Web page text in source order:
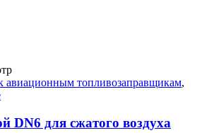
авиационным топливозаправщикам,
DN6 для сжатого воздуха